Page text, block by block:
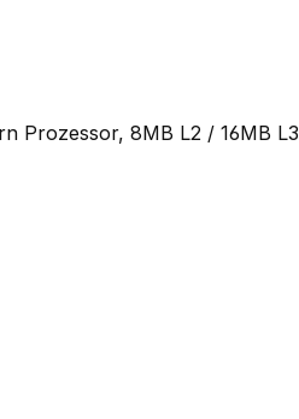
Prozessor, 8MB L2 / 16MB L3